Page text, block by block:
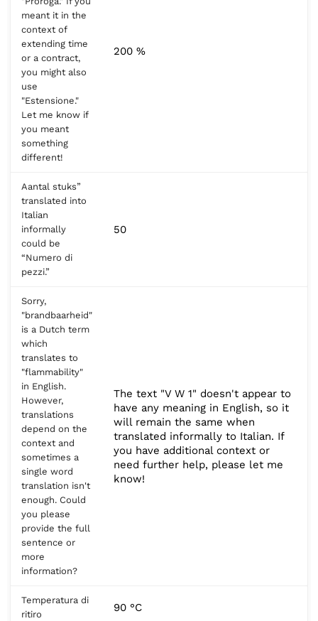
meant it in the
context of
extending time
or a contract,
you might also
use
"Estensione."
Let me know if
you meant
something
different!
200 %
Aantal stuks”
translated into
Italian
informally
could be
“Numero di
pezzi.”
50
Sorry,
"brandbaarheid"
is a Dutch term
which
translates to
"flammability"
in English.
However,
translations
depend on the
context and
sometimes a
single word
translation isn't
enough. Could
you please
provide the full
sentence or
more
information?
The text "V W 1" doesn't appear to
have any meaning in English, so it
will remain the same when
translated informally to Italian. If
you have additional context or
need further help, please let me
know!
Temperatura di
ritiro
90 °C